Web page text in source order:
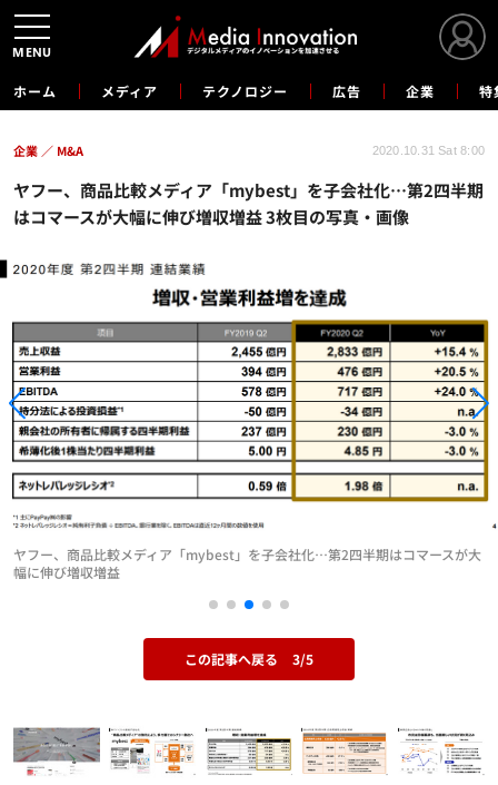
ホーム メディア テクノロジー 広告 企業 特
ヤフー、商品比較メディア「mybest」を子会社化…第2四半期
はコマースが大幅に伸び増収増益 3枚目の写真・画像
企業 M&A 2020.10.31 Sat 8:00
ヤフー、商品比較メディア「mybest」を子会社化…第2四半期はコマースが大
幅に伸び増収増益
この記事へ戻る 3/5
MENU